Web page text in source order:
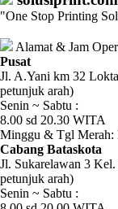
Tagihan
Berjalan
Pendapatan
Fee
Ganti
Password
"One Stop Printing
Alamat & Jam
Pusat
Jl. A.Yani km 32
petunjuk arah)
Senin ~ Sabtu :
8.00 sd 20.30 WITA
Minggu & Tgl
Cabang Bataskota
Jl. Sukarelawan 3
petunjuk arah)
Senin ~ Sabtu :